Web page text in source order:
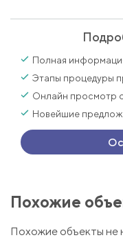
Полная
Этапы процедуры
Онлайн просмотр
Новейшие
Похожие
Похожие объекты не